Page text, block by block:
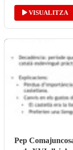
VISUALITZA
Pep